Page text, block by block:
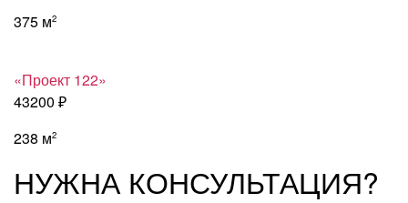
375 м2
«Проект 122»
43200 ₽
238 м2
НУЖНА КОНСУЛЬТАЦИЯ?